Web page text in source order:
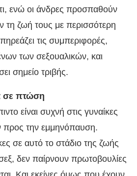
ενώ οι άνδρες προσπαθούν
τη ζωή τους με περισσότερη
τις συμπεριφορές,
των σεξουαλικών, και
σημείο τριβής.
σε πτώση
είναι συχνή στις γυναίκες
την εμμηνόπαυση.
σε αυτό το στάδιο της ζωής
δεν παίρνουν πρωτοβουλίες